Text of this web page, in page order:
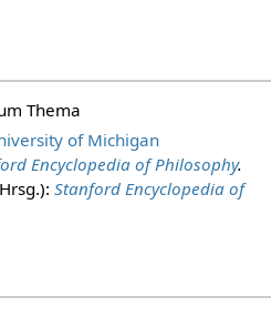
Thema
of Michigan
Encyclopedia of Philosophy.
Stanford Encyclopedia of